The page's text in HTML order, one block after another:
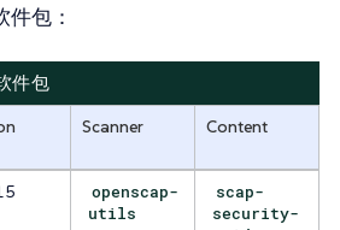
包：
件包
Scanner Content
openscap-
utils
scap-
security-